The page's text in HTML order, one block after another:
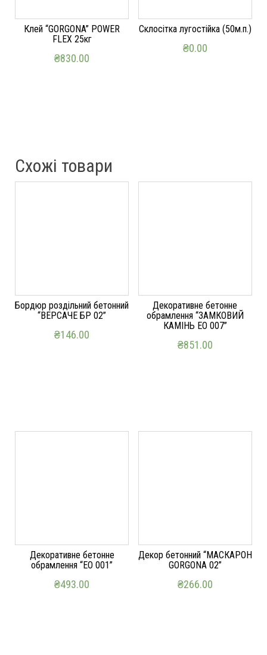
Клей “GORGONA” POWER
FLEX 25кг
₴830.00
Склосітка лугостійка (50м.п.)
₴0.00
Схожі товари
Бордюр роздільний бетонний
“ВЕРСАЧЕ БР 02”
₴146.00
Декоративне бетонне
обрамлення “ЗАМКОВИЙ
КАМІНЬ ЕО 007”
₴851.00
Декоративне бетонне
обрамлення “ЕО 001”
₴493.00
Декор бетонний “МАСКАРОН
GORGONA 02”
₴266.00